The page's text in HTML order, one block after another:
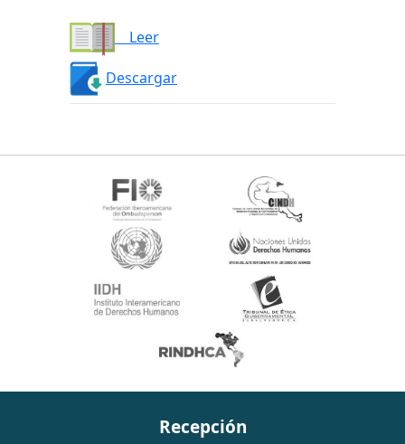
Leer
Descargar
Recepción